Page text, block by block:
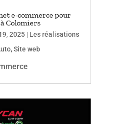
e-commerce pour
Colomiers
2025| Les réalisations
,Site web